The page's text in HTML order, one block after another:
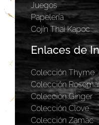
Juegos
Papelería
Cojín Thai Kapoc
Enlaces de
Colección Thyme
Colección
Coleccion Ginger
Colección Clove
Colección Zamac